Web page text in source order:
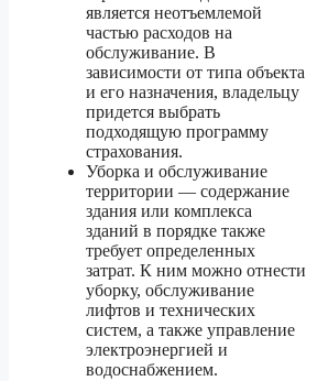
является неотъемлемой
частью расходов на
обслуживание. В
зависимости от типа объекта
и его назначения, владельцу
придется выбрать
подходящую программу
страхования.
Уборка и обслуживание
территории — содержание
здания или комплекса
зданий в порядке также
требует определенных
затрат. К ним можно отнести
уборку, обслуживание
лифтов и технических
систем, а также управление
электроэнергией и
водоснабжением.